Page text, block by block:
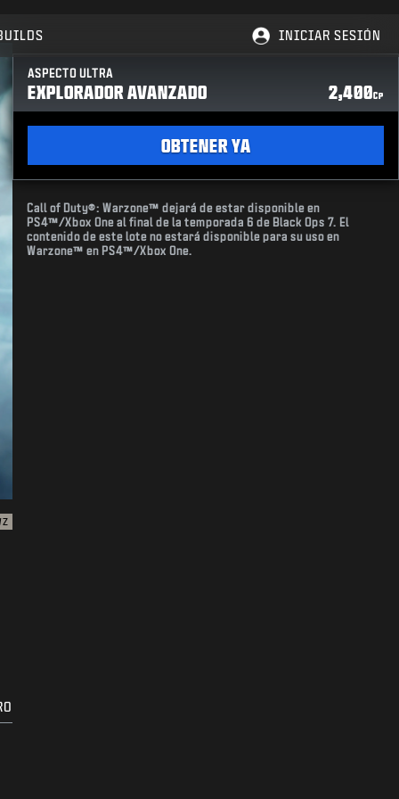
INICIAR SESIÓN
ASPECTO ULTRA
EXPLORADOR AVANZADO 2,400CP
OBTENER YA
Call of Duty®: Warzone™ dejará de estar disponible en
PS4™/Xbox One al final de la temporada 6 de Black Ops 7. El
contenido de este lote no estará disponible para su uso en
Warzone™ en PS4™/Xbox One.